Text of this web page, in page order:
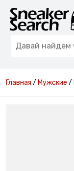
Главная / Мужские /